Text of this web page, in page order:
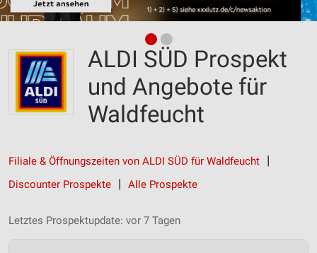
ALDI SÜD Prospekt
und Angebote für
Waldfeucht
Filiale & Öffnungszeiten von ALDI SÜD für Waldfeucht
Discounter Prospekte
Alle Prospekte
Letztes Prospektupdate: vor 7 Tagen